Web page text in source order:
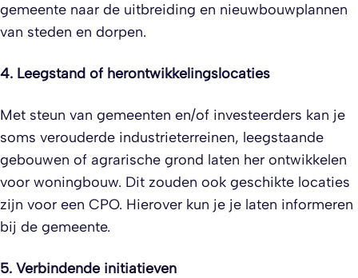
gemeente naar de uitbreiding en nieuwbouwplannen
van steden en dorpen.
4. Leegstand of herontwikkelingslocaties
Met steun van gemeenten en/of investeerders kan je
soms verouderde industrieterreinen, leegstaande
gebouwen of agrarische grond laten her ontwikkelen
voor woningbouw. Dit zouden ook geschikte locaties
zijn voor een CPO. Hierover kun je je laten informeren
bij de gemeente.
5. Verbindende initiatieven